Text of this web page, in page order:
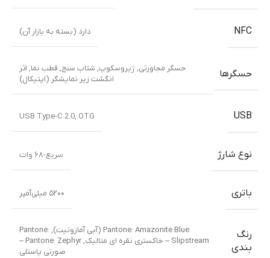
NFC دارد (بسته به بازار آن)
حسگرها حسگر مجاورتی,ژیروسکوپ, شتاب سنج, قطب نما, اثر
انگشت زیر نمایشگر (اپتیکال)
USB
USB Type-C 2.0, OTG
نوع شارژ سریع-۶۸ وات
باتری ۵۲۰۰ میلی‌آمپر
رنگ
بندی
Pantone: Amazonite Blue (آبی آمازونیت) ,
Pantone:
Slipstream – خاکستری نقره ای متالیک
,
Pantone: Zephyr –
صورتی پاستلی